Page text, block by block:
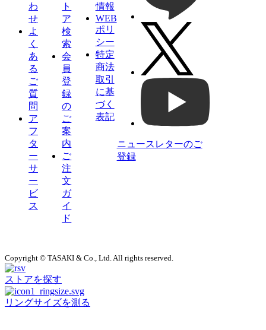
わ
せ
よ
く
あ
る
ご
質
問
ア
フ
タ
ー
サ
ー
ビ
ス
ト
ア
検
索
会
員
登
録
の
ご
案
内
ご
注
文
ガ
イ
ド
情報
WEB
ポリ
シー
特定
商法
取引
に基
づく
表記
ニュースレターのご
登録
Copyright © TASAKI & Co., Ltd. All rights reserved.
ストアを探す
リングサイズを測る